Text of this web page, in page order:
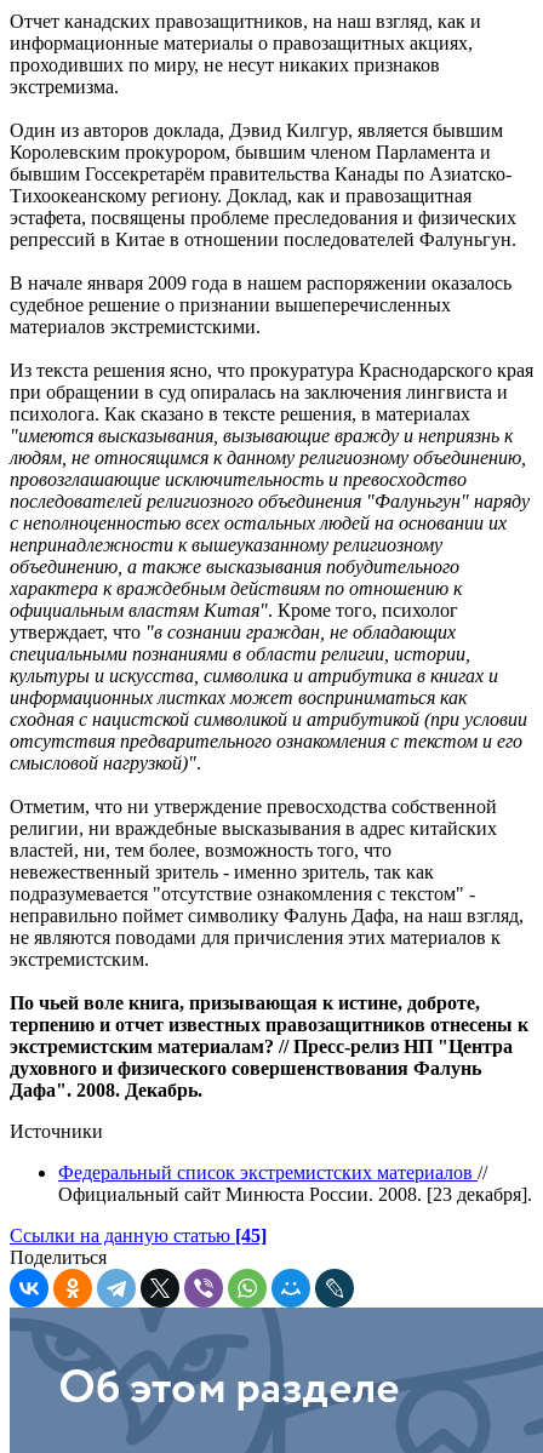
Отчет канадских правозащитников, на наш взгляд, как и
информационные материалы о правозащитных акциях,
проходивших по миру, не несут никаких признаков
экстремизма.
Один из авторов доклада, Дэвид Килгур, является бывшим
Королевским прокурором, бывшим членом Парламента и
бывшим Госсекретарём правительства Канады по Азиатско-
Тихоокеанскому региону. Доклад, как и правозащитная
эстафета, посвящены проблеме преследования и физических
репрессий в Китае в отношении последователей Фалуньгун.
В начале января 2009 года в нашем распоряжении оказалось
судебное решение о признании вышеперечисленных
материалов экстремистскими.
Из текста решения ясно, что прокуратура Краснодарского края
при обращении в суд опиралась на заключения лингвиста и
психолога. Как сказано в тексте решения, в материалах
"имеются высказывания, вызывающие вражду и неприязнь к
людям, не относящимся к данному религиозному объединению,
провозглашающие исключительность и превосходство
последователей религиозного объединения "Фалуньгун" наряду
с неполноценностью всех остальных людей на основании их
непринадлежности к вышеуказанному религиозному
объединению, а также высказывания побудительного
характера к враждебным действиям по отношению к
официальным властям Китая". Кроме того, психолог
утверждает, что "в сознании граждан, не обладающих
специальными познаниями в области религии, истории,
культуры и искусства, символика и атрибутика в книгах и
информационных листках может восприниматься как
сходная с нацистской символикой и атрибутикой (при условии
отсутствия предварительного ознакомления с текстом и его
смысловой нагрузкой)".
Отметим, что ни утверждение превосходства собственной
религии, ни враждебные высказывания в адрес китайских
властей, ни, тем более, возможность того, что
невежественный зритель - именно зритель, так как
подразумевается "отсутствие ознакомления с текстом" -
неправильно поймет символику Фалунь Дафа, на наш взгляд,
не являются поводами для причисления этих материалов к
экстремистским.
По чьей воле книга, призывающая к истине, доброте,
терпению и отчет известных правозащитников отнесены к
экстремистским материалам? // Пресс-релиз НП "Центра
духовного и физического совершенствования Фалунь
Дафа". 2008. Декабрь.
Источники
Федеральный список экстремистских материалов //
Официальный сайт Минюста России. 2008. [23 декабря].
Ссылки на данную статью [45]
Поделиться